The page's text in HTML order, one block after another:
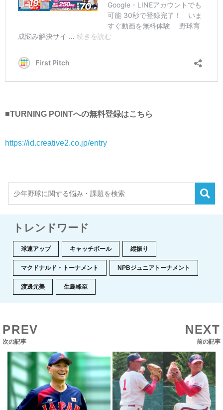
■TURNING POINTへの無料登録はこちら
https://id.creative2.co.jp/entry
トレンドワード
球速アップ キャッチボール 縦振り
マクドナルド・トーナメント NPBジュニアトーナメント
渡邊元美 生島峰至
PREV
次の記事
NEXT
前の記事